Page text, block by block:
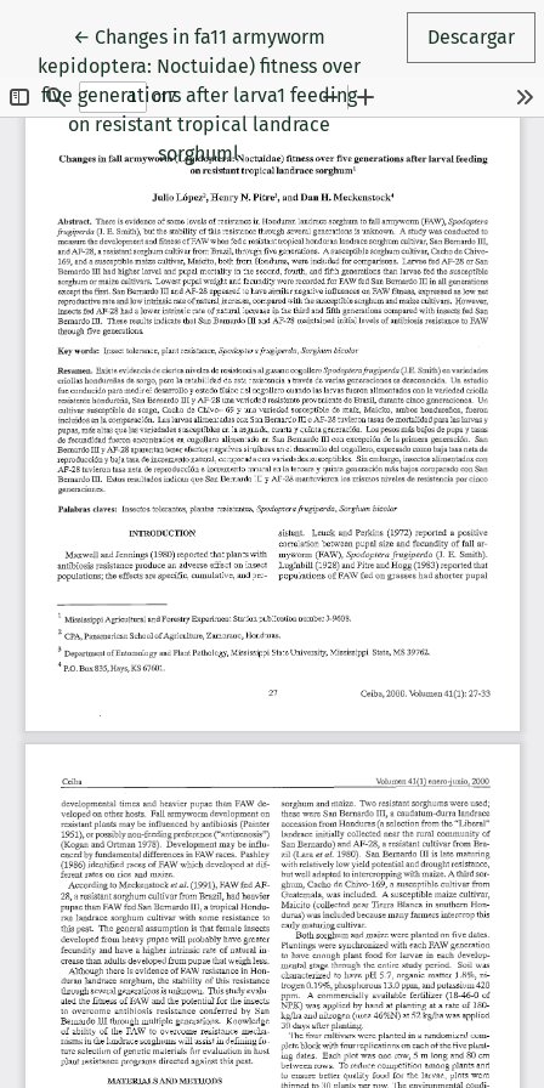
← Volver a los detalles del artículo
Changes in fa11 armyworm
kepidoptera: Noctuidae) fitness over
five generations after larva1 feeding
on resistant tropical landrace
sorghuml
Descargar